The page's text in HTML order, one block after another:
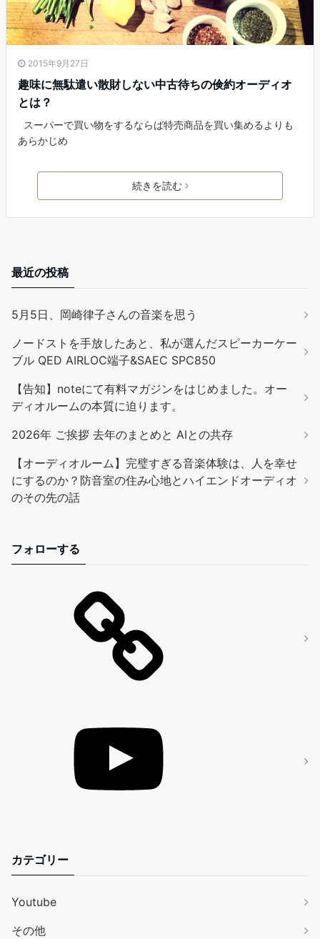
2015年9月27日
趣味に無駄遣い散財しない中古待ちの倹約オーディオ
とは？
スーパーで買い物をするならば特売商品を買い集めるよりも
あらかじめ
続きを読む
最近の投稿
5月5日、岡崎律子さんの音楽を思う
ノードストを手放したあと、私が選んだスピーカーケー
ブル QED AIRLOC端子&SAEC SPC850
【告知】noteにて有料マガジンをはじめました。オー
ディオルームの本質に迫ります。
2026年 ご挨拶 去年のまとめと AIとの共存
【オーディオルーム】完璧すぎる音楽体験は、人を幸せ
にするのか？防音室の住み心地とハイエンドオーディオ
のその先の話
フォローする
カテゴリー
Youtube
その他